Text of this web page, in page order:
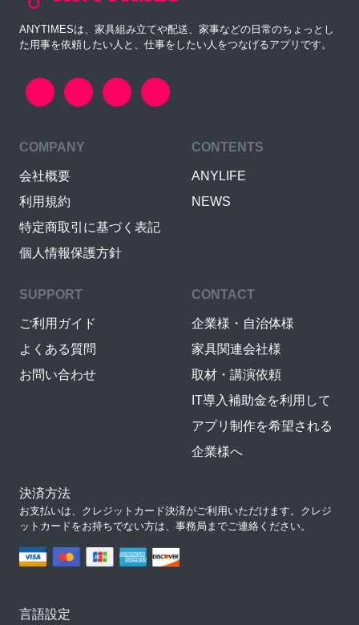
ANYTIMESは、家具組み立てや配送、家事などの日常のちょっとし
た用事を依頼したい人と、仕事をしたい人をつなげるアプリです。
COMPANY
会社概要
利用規約
特定商取引に基づく表記
個人情報保護方針
CONTENTS
ANYLIFE
NEWS
SUPPORT
ご利用ガイド
よくある質問
お問い合わせ
CONTACT
企業様・自治体様
家具関連会社様
取材・講演依頼
IT導入補助金を利用して
アプリ制作を希望される
企業様へ
決済方法
お支払いは、クレジットカード決済がご利用いただけます。クレジ
ットカードをお持ちでない方は、事務局までご連絡ください。
言語設定